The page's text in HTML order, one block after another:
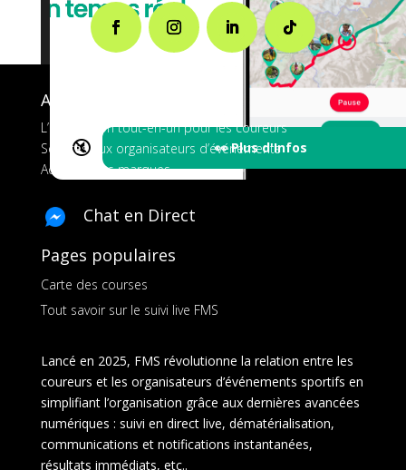
🔇 👀 Plus d'Infos
A propos de FMS
L’application tout-en-un pour les coureurs
Services aux organisateurs d’événements
Ads pour les marques
Chat en Direct
Pages populaires
Carte des courses
Tout savoir sur le suivi live FMS
Lancé en 2025, FMS révolutionne la relation entre les
coureurs et les organisateurs d’événements sportifs en
simplifiant l’organisation grâce aux dernières avancées
numériques : suivi en direct live, dématérialisation,
communications et notifications instantanées,
résultats immédiats, etc..